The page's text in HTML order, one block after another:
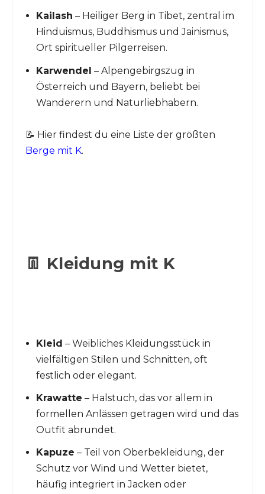
Kailash – Heiliger Berg in Tibet, zentral im
Hinduismus, Buddhismus und Jainismus,
Ort spiritueller Pilgerreisen.
Karwendel – Alpengebirgszug in
Österreich und Bayern, beliebt bei
Wanderern und Naturliebhabern.
📝 Hier findest du eine Liste der größten
Berge mit K.
👖 Kleidung mit K
Kleid – Weibliches Kleidungsstück in
vielfältigen Stilen und Schnitten, oft
festlich oder elegant.
Krawatte – Halstuch, das vor allem in
formellen Anlässen getragen wird und das
Outfit abrundet.
Kapuze – Teil von Oberbekleidung, der
Schutz vor Wind und Wetter bietet,
häufig integriert in Jacken oder